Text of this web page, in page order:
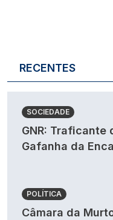
RECENTES
SOCIEDADE
GNR: Traficante
Gafanha da
POLÍTICA
Câmara da